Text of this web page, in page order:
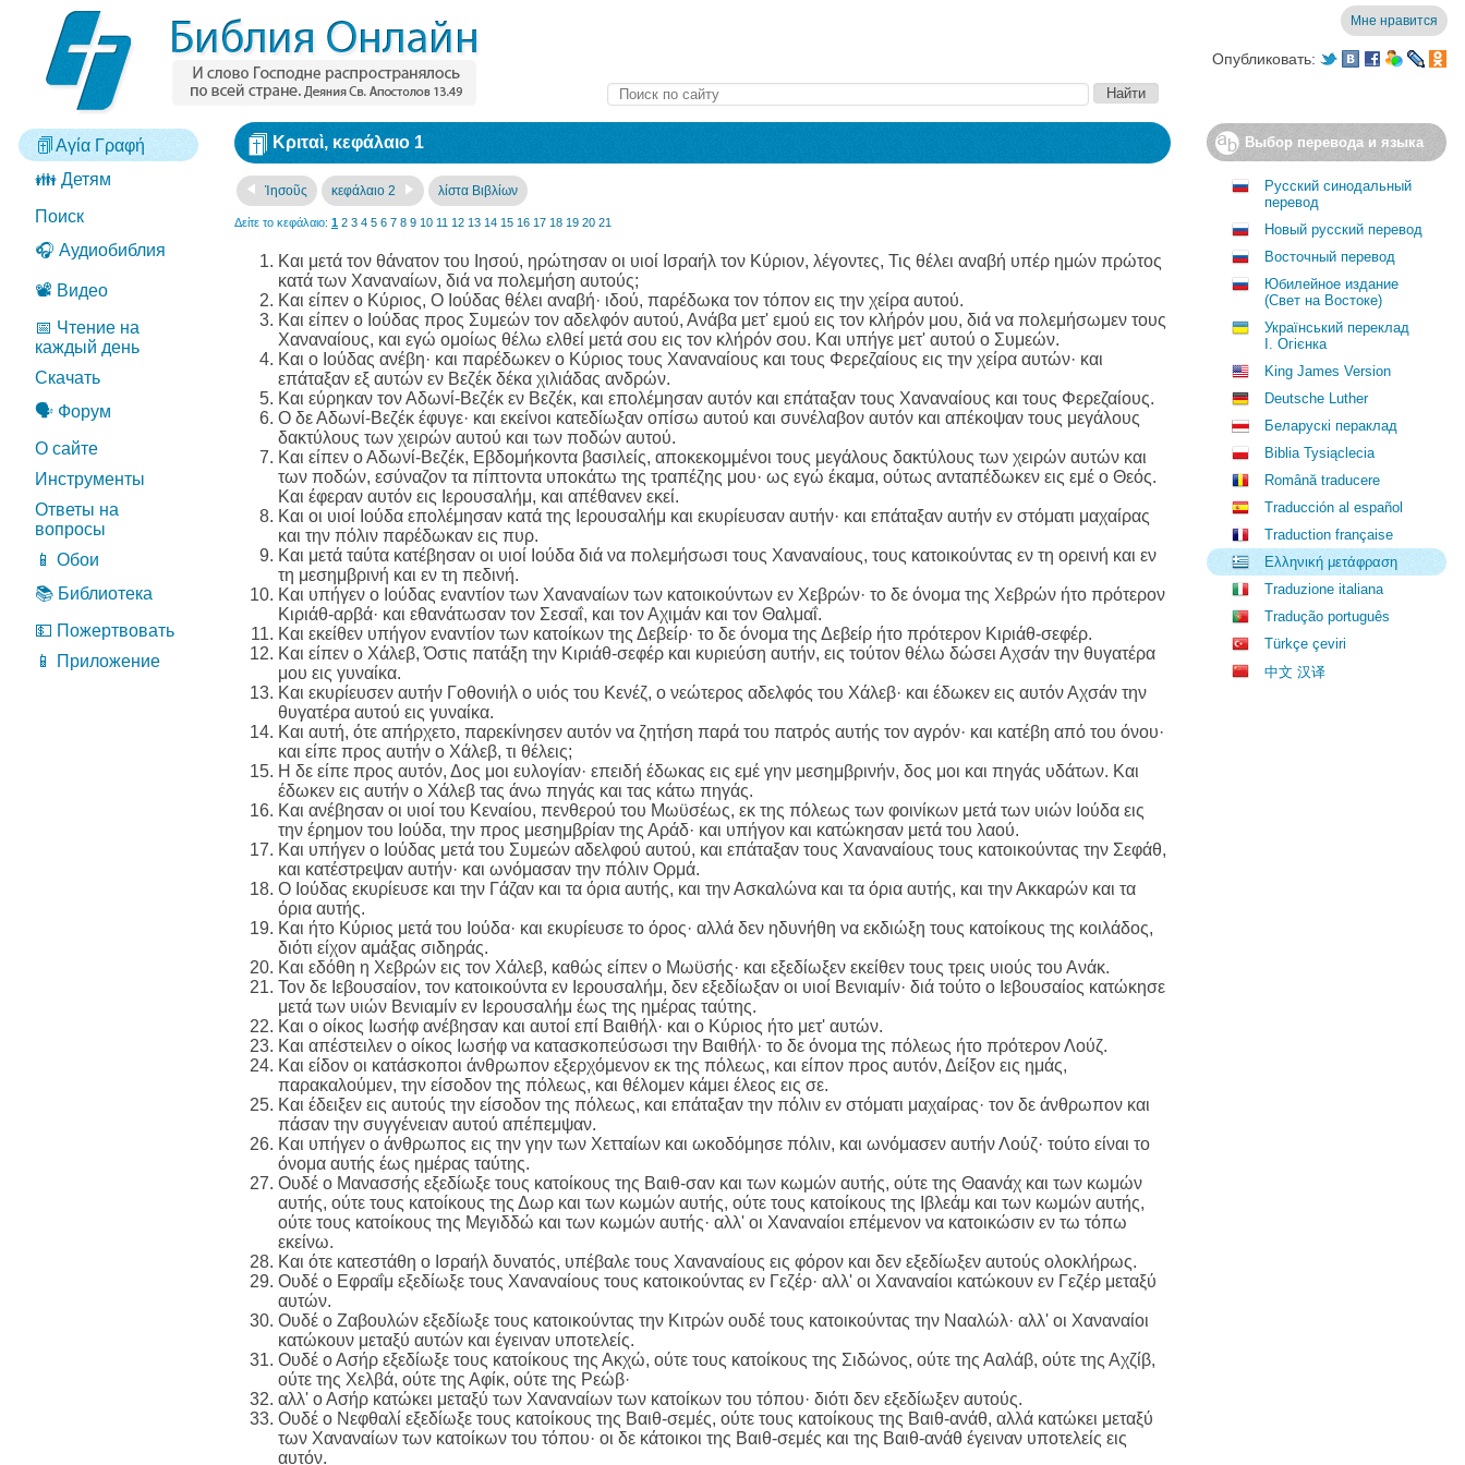
Мне нравится
Опубликовать:
Αγία Γραφή
👪 Детям
Поиск
🎧 Аудиобиблия
📽️ Видео
📅 Чтение на
каждый день
Скачать
🗣️ Форум
О сайте
Инструменты
Ответы на
вопросы
📱 Обои
📚 Библиотека
💵 Пожертвовать
📱 Приложение
Κριταὶ, κεφάλαιο 1
Ἰησοῦς κεφάλαιο 2 λίστα Βιβλίων
Δείτε το κεφάλαιο: 1 2 3 4 5 6 7 8 9 10 11 12 13 14 15 16 17 18 19 20 21
Και μετά τον θάνατον του Ιησού, ηρώτησαν οι υιοί Ισραήλ τον Κύριον, λέγοντες, Τις θέλει αναβή υπέρ ημών πρώτος
κατά των Χαναναίων, διά να πολεμήση αυτούς;
Και είπεν ο Κύριος, Ο Ιούδας θέλει αναβή· ιδού, παρέδωκα τον τόπον εις την χείρα αυτού.
Και είπεν ο Ιούδας προς Συμεών τον αδελφόν αυτού, Ανάβα μετ' εμού εις τον κλήρόν μου, διά να πολεμήσωμεν τους
Χαναναίους, και εγώ ομοίως θέλω ελθεί μετά σου εις τον κλήρόν σου. Και υπήγε μετ' αυτού ο Συμεών.
Και ο Ιούδας ανέβη· και παρέδωκεν ο Κύριος τους Χαναναίους και τους Φερεζαίους εις την χείρα αυτών· και
επάταξαν εξ αυτών εν Βεζέκ δέκα χιλιάδας ανδρών.
Και εύρηκαν τον Αδωνί-Βεζέκ εν Βεζέκ, και επολέμησαν αυτόν και επάταξαν τους Χαναναίους και τους Φερεζαίους.
Ο δε Αδωνί-Βεζέκ έφυγε· και εκείνοι κατεδίωξαν οπίσω αυτού και συνέλαβον αυτόν και απέκοψαν τους μεγάλους
δακτύλους των χειρών αυτού και των ποδών αυτού.
Και είπεν ο Αδωνί-Βεζέκ, Εβδομήκοντα βασιλείς, αποκεκομμένοι τους μεγάλους δακτύλους των χειρών αυτών και
των ποδών, εσύναζον τα πίπτοντα υποκάτω της τραπέζης μου· ως εγώ έκαμα, ούτως ανταπέδωκεν εις εμέ ο Θεός.
Και έφεραν αυτόν εις Ιερουσαλήμ, και απέθανεν εκεί.
Και οι υιοί Ιούδα επολέμησαν κατά της Ιερουσαλήμ και εκυρίευσαν αυτήν· και επάταξαν αυτήν εν στόματι μαχαίρας
και την πόλιν παρέδωκαν εις πυρ.
Και μετά ταύτα κατέβησαν οι υιοί Ιούδα διά να πολεμήσωσι τους Χαναναίους, τους κατοικούντας εν τη ορεινή και εν
τη μεσημβρινή και εν τη πεδινή.
Και υπήγεν ο Ιούδας εναντίον των Χαναναίων των κατοικούντων εν Χεβρών· το δε όνομα της Χεβρών ήτο πρότερον
Κιριάθ-αρβά· και εθανάτωσαν τον Σεσαΐ, και τον Αχιμάν και τον Θαλμαΐ.
Και εκείθεν υπήγον εναντίον των κατοίκων της Δεβείρ· το δε όνομα της Δεβείρ ήτο πρότερον Κιριάθ-σεφέρ.
Και είπεν ο Χάλεβ, Όστις πατάξη την Κιριάθ-σεφέρ και κυριεύση αυτήν, εις τούτον θέλω δώσει Αχσάν την θυγατέρα
μου εις γυναίκα.
Και εκυρίευσεν αυτήν Γοθονιήλ ο υιός του Κενέζ, ο νεώτερος αδελφός του Χάλεβ· και έδωκεν εις αυτόν Αχσάν την
θυγατέρα αυτού εις γυναίκα.
Και αυτή, ότε απήρχετο, παρεκίνησεν αυτόν να ζητήση παρά του πατρός αυτής τον αγρόν· και κατέβη από του όνου·
και είπε προς αυτήν ο Χάλεβ, τι θέλεις;
Η δε είπε προς αυτόν, Δος μοι ευλογίαν· επειδή έδωκας εις εμέ γην μεσημβρινήν, δος μοι και πηγάς υδάτων. Και
έδωκεν εις αυτήν ο Χάλεβ τας άνω πηγάς και τας κάτω πηγάς.
Και ανέβησαν οι υιοί του Κεναίου, πενθερού του Μωϋσέως, εκ της πόλεως των φοινίκων μετά των υιών Ιούδα εις
την έρημον του Ιούδα, την προς μεσημβρίαν της Αράδ· και υπήγον και κατώκησαν μετά του λαού.
Και υπήγεν ο Ιούδας μετά του Συμεών αδελφού αυτού, και επάταξαν τους Χαναναίους τους κατοικούντας την Σεφάθ,
και κατέστρεψαν αυτήν· και ωνόμασαν την πόλιν Ορμά.
Ο Ιούδας εκυρίευσε και την Γάζαν και τα όρια αυτής, και την Ασκαλώνα και τα όρια αυτής, και την Ακκαρών και τα
όρια αυτής.
Και ήτο Κύριος μετά του Ιούδα· και εκυρίευσε το όρος· αλλά δεν ηδυνήθη να εκδιώξη τους κατοίκους της κοιλάδος,
διότι είχον αμάξας σιδηράς.
Και εδόθη η Χεβρών εις τον Χάλεβ, καθώς είπεν ο Μωϋσής· και εξεδίωξεν εκείθεν τους τρεις υιούς του Ανάκ.
Τον δε Ιεβουσαίον, τον κατοικούντα εν Ιερουσαλήμ, δεν εξεδίωξαν οι υιοί Βενιαμίν· διά τούτο ο Ιεβουσαίος κατώκησε
μετά των υιών Βενιαμίν εν Ιερουσαλήμ έως της ημέρας ταύτης.
Και ο οίκος Ιωσήφ ανέβησαν και αυτοί επί Βαιθήλ· και ο Κύριος ήτο μετ' αυτών.
Και απέστειλεν ο οίκος Ιωσήφ να κατασκοπεύσωσι την Βαιθήλ· το δε όνομα της πόλεως ήτο πρότερον Λούζ.
Και είδον οι κατάσκοποι άνθρωπον εξερχόμενον εκ της πόλεως, και είπον προς αυτόν, Δείξον εις ημάς,
παρακαλούμεν, την είσοδον της πόλεως, και θέλομεν κάμει έλεος εις σε.
Και έδειξεν εις αυτούς την είσοδον της πόλεως, και επάταξαν την πόλιν εν στόματι μαχαίρας· τον δε άνθρωπον και
πάσαν την συγγένειαν αυτού απέπεμψαν.
Και υπήγεν ο άνθρωπος εις την γην των Χετταίων και ωκοδόμησε πόλιν, και ωνόμασεν αυτήν Λούζ· τούτο είναι το
όνομα αυτής έως ημέρας ταύτης.
Ουδέ ο Μανασσής εξεδίωξε τους κατοίκους της Βαιθ-σαν και των κωμών αυτής, ούτε της Θαανάχ και των κωμών
αυτής, ούτε τους κατοίκους της Δωρ και των κωμών αυτής, ούτε τους κατοίκους της Ιβλεάμ και των κωμών αυτής,
ούτε τους κατοίκους της Μεγιδδώ και των κωμών αυτής· αλλ' οι Χαναναίοι επέμενον να κατοικώσιν εν τω τόπω
εκείνω.
Και ότε κατεστάθη ο Ισραήλ δυνατός, υπέβαλε τους Χαναναίους εις φόρον και δεν εξεδίωξεν αυτούς ολοκλήρως.
Ουδέ ο Εφραΐμ εξεδίωξε τους Χαναναίους τους κατοικούντας εν Γεζέρ· αλλ' οι Χαναναίοι κατώκουν εν Γεζέρ μεταξύ
αυτών.
Ουδέ ο Ζαβουλών εξεδίωξε τους κατοικούντας την Κιτρών ουδέ τους κατοικούντας την Νααλώλ· αλλ' οι Χαναναίοι
κατώκουν μεταξύ αυτών και έγειναν υποτελείς.
Ουδέ ο Ασήρ εξεδίωξε τους κατοίκους της Ακχώ, ούτε τους κατοίκους της Σιδώνος, ούτε της Ααλάβ, ούτε της Αχζίβ,
ούτε της Χελβά, ούτε της Αφίκ, ούτε της Ρεώβ·
αλλ' ο Ασήρ κατώκει μεταξύ των Χαναναίων των κατοίκων του τόπου· διότι δεν εξεδίωξεν αυτούς.
Ουδέ ο Νεφθαλί εξεδίωξε τους κατοίκους της Βαιθ-σεμές, ούτε τους κατοίκους της Βαιθ-ανάθ, αλλά κατώκει μεταξύ
των Χαναναίων των κατοίκων του τόπου· οι δε κάτοικοι της Βαιθ-σεμές και της Βαιθ-ανάθ έγειναν υποτελείς εις
αυτόν.
Выбор перевода и языка
Русский синодальный
перевод
Новый русский перевод
Восточный перевод
Юбилейное издание
(Свет на Востоке)
Український переклад
І. Огієнка
King James Version
Deutsche Luther
Беларускі пераклад
Biblia Tysiąclecia
Română traducere
Traducción al español
Traduction française
Ελληνική μετάφραση
Traduzione italiana
Tradução português
Türkçe çeviri
中文 汉译